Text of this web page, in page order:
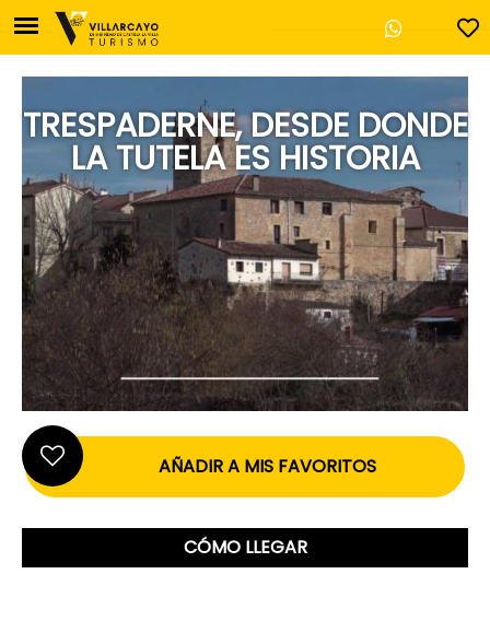
Oficina de Turismo de
Plaza Mayor, 17
Villarcayo - 09550
947 130 457
AÑADIR A MIS FAVORITOS
CÓMO LLEGAR
TRESPADERNE, DESDE DONDE
LA TUTELA ES HISTORIA